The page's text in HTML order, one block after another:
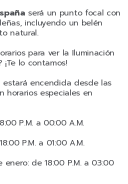
será un punto focal con
incluyendo un belén
natural.
para ver la Iluminación
lo contamos!
estará encendida desde las
horarios especiales en
P.M. a 00:00 A.M.
P.M. a 01:00 A.M.
de 18:00 P.M. a 03:00